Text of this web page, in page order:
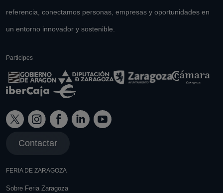
referencia, conectamos personas, empresas y oportunidades en
un entorno innovador y sostenible.
Participes
Contactar
FERIA DE ZARAGOZA
Sobre Feria Zaragoza